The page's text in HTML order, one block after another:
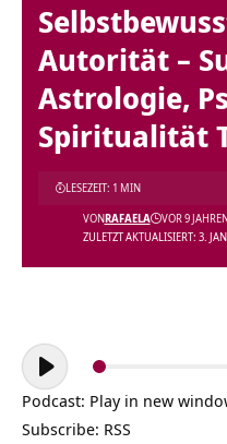
Autorität –
Astrologie,
Spiritualität
ZULETZT AKTUALISIERT: 3.
VONRAFAELA VOR 9
LESEZEIT: 1 MIN
Audio-
Player
Podcast: Play in new
Subscribe: RSS